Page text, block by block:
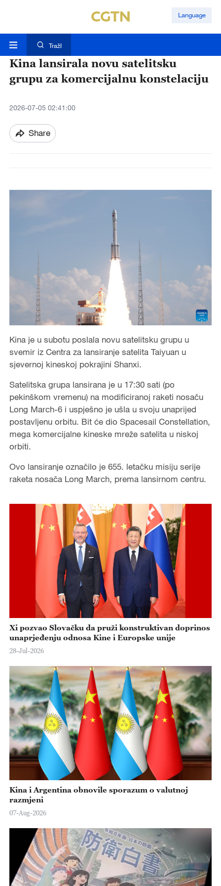
Language
TražI
Kina lansirala novu satelitsku
grupu za komercijalnu konstelaciju
2026-07-05 02:41:00
Share
Kina je u subotu poslala novu satelitsku grupu u
svemir iz Centra za lansiranje satelita Taiyuan u
sjevernoj kineskoj pokrajini Shanxi.
Satelitska grupa lansirana je u 17:30 sati (po
pekinškom vremenu) na modificiranoj raketi nosaču
Long March-6 i uspješno je ušla u svoju unaprijed
postavljenu orbitu. Bit će dio Spacesail Constellation,
mega komercijalne kineske mreže satelita u niskoj
orbiti.
Ovo lansiranje označilo je 655. letačku misiju serije
raketa nosača Long March, prema lansirnom centru.
Xi pozvao Slovačku da pruži konstruktivan doprinos
unaprjeđenju odnosa Kine i Europske unije
28-Jul-2026
Kina i Argentina obnovile sporazum o valutnoj
razmjeni
07-Aug-2026